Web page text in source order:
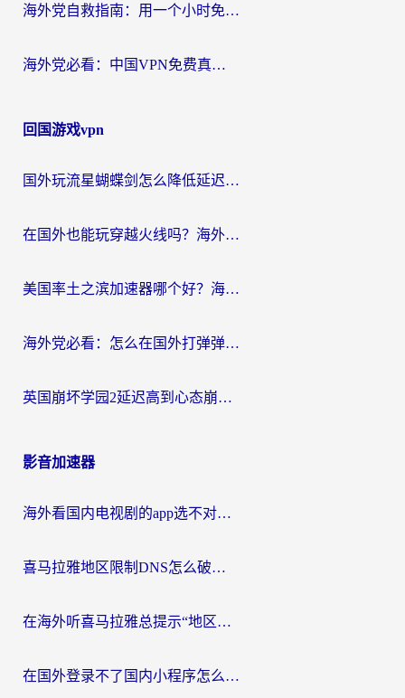
海外党自救指南：用一个小时免费加速器，轻松打破国内资源访问壁垒？
海外党必看：中国VPN免费真的靠谱吗？手把手教你选对回国加速器
回国游戏vpn
国外玩流星蝴蝶剑怎么降低延迟？海外党必看的加速秘籍（含欧洲鸣潮&彩虹岛优化攻略）
在国外也能玩穿越火线吗？海外玩家国服游戏畅玩终极指南
美国率土之滨加速器哪个好？海外党国服游戏畅玩终极指南（附多游戏解决方案）
海外党必看：怎么在国外打弹弹堂不卡？番茄加速器亲测指南
英国崩坏学园2延迟高到心态崩？海外党国服游戏加速终极指南
影音加速器
海外看国内电视剧的app选不对？这份回国加速器避坑指南帮你流畅追剧
喜马拉雅地区限制DNS怎么破？海外党听国内音乐听书的终极解决方案
在海外听喜马拉雅总提示“地区限制”？3步轻松解除+听国内音乐全攻略
在国外登录不了国内小程序怎么办？选对回国加速器，轻松解锁国内资源